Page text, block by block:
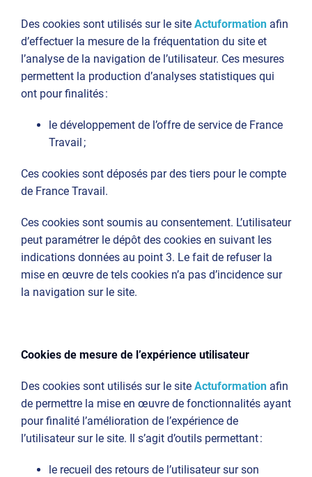
Des cookies sont utilisés sur le site Actuformation afin
d’effectuer la mesure de la fréquentation du site et
l’analyse de la navigation de l’utilisateur. Ces mesures
permettent la production d’analyses statistiques qui
ont pour finalités :
le développement de l’offre de service de France
Travail ;
Ces cookies sont déposés par des tiers pour le compte
de France Travail.
Ces cookies sont soumis au consentement. L’utilisateur
peut paramétrer le dépôt des cookies en suivant les
indications données au point 3. Le fait de refuser la
mise en œuvre de tels cookies n’a pas d’incidence sur
la navigation sur le site.
Cookies de mesure de l’expérience utilisateur
Des cookies sont utilisés sur le site Actuformation afin
de permettre la mise en œuvre de fonctionnalités ayant
pour finalité l’amélioration de l’expérience de
l’utilisateur sur le site. Il s’agit d’outils permettant :
le recueil des retours de l’utilisateur sur son